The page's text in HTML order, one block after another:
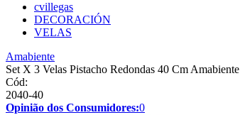
cvillegas
DECORACIÓN
VELAS
Amabiente
Set X 3 Velas Pistacho Redondas 40 Cm Amabiente
Cód:
2040-40
Opinião dos Consumidores:0